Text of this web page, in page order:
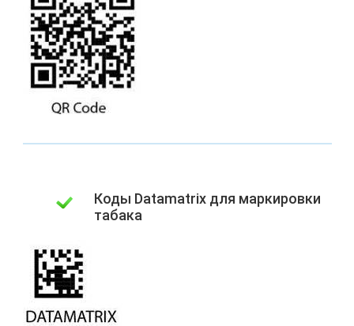
Коды Datamatrix для маркировки
табака